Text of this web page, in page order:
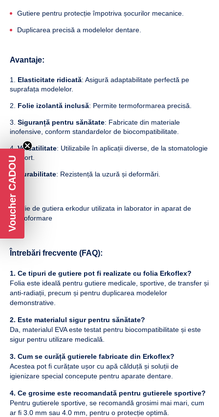
Gutiere pentru protecție împotriva șocurilor mecanice.
Duplicarea precisă a modelelor dentare.
Avantaje:
Elasticitate ridicată: Asigură adaptabilitate perfectă pe
suprafața modelelor.
Folie izolantă inclusă: Permite termoformarea precisă.
Siguranță pentru sănătate: Fabricate din materiale
inofensive, conform standardelor de biocompatibilitate.
Versatilitate: Utilizabile în aplicații diverse, de la stomatologie
la sport.
Durabilitate: Rezistență la uzură și deformări.
Întrebări frecvente (FAQ):
1. Ce tipuri de gutiere pot fi realizate cu folia Erkoflex?
Folia este ideală pentru gutiere medicale, sportive, de transfer și
anti-radiații, precum și pentru duplicarea modelelor
demonstrative.
2. Este materialul sigur pentru sănătate?
Da, materialul EVA este testat pentru biocompatibilitate și este
sigur pentru utilizare medicală.
3. Cum se curăță gutierele fabricate din Erkoflex?
Acestea pot fi curățate ușor cu apă călduță și soluții de
igienizare special concepute pentru aparate dentare.
4. Ce grosime este recomandată pentru gutierele sportive?
Pentru gutierele sportive, se recomandă grosimi mai mari, cum
ar fi 3.0 mm sau 4.0 mm, pentru o protecție optimă.
Voucher CADOU